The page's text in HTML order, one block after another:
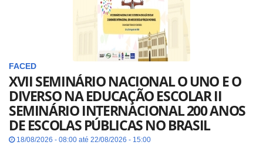
FACED
XVII SEMINÁRIO NACIONAL O UNO E O
DIVERSO NA EDUCAÇÃO ESCOLAR II
SEMINÁRIO INTERNACIONAL 200 ANOS
DE ESCOLAS PÚBLICAS NO BRASIL
18/08/2026 - 08:00 até 22/08/2026 - 15:00